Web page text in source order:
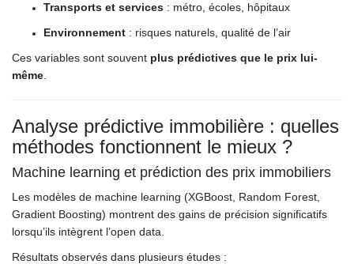
Transports et services : métro, écoles, hôpitaux
Environnement : risques naturels, qualité de l’air
Ces variables sont souvent plus prédictives que le prix lui-
même
Analyse prédictive immobilière : quelles
méthodes fonctionnent le mieux ?
Machine learning et prédiction des prix immobiliers
Les modèles de machine learning (XGBoost, Random Forest,
Gradient Boosting) montrent des gains de précision significatifs
lorsqu’ils intègrent l’open data.
Résultats observés dans plusieurs études :